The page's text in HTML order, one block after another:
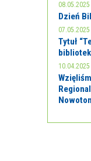
08.05.2025
Dzień
07.05.2025
Tytuł
10.04.2025